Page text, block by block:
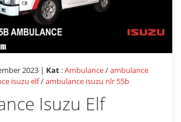
2023 | Kat :Ambulance/ambulance
isuzu elf/ambulance isuzu nlr 55b
Isuzu Elf